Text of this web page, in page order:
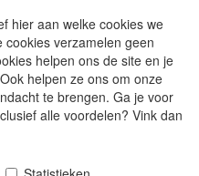
- 21:00
hier aan welke cookies we
verzamelen geen
helpen ons de site en je
helpen ze ons om onze
te brengen. Ga je voor
alle voordelen? Vink dan